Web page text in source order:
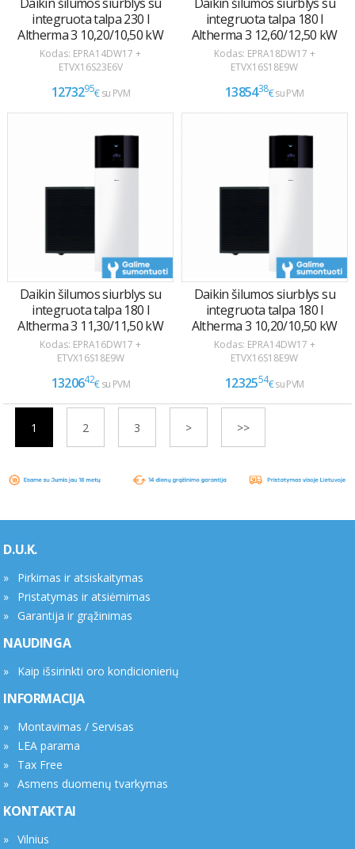
1 2 3 > >>
D.U.K.
Pirkimas ir atsiskaitymas
Pristatymas ir atsiėmimas
Garantija ir grąžinimas
NAUDINGA
Kaip išsirinkti oro kondicionierių
INFORMACIJA
Montavimas / Servisas
LEA parama
Tax Free
Asmens duomenų tvarkymas
KONTAKTAI
Vilnius